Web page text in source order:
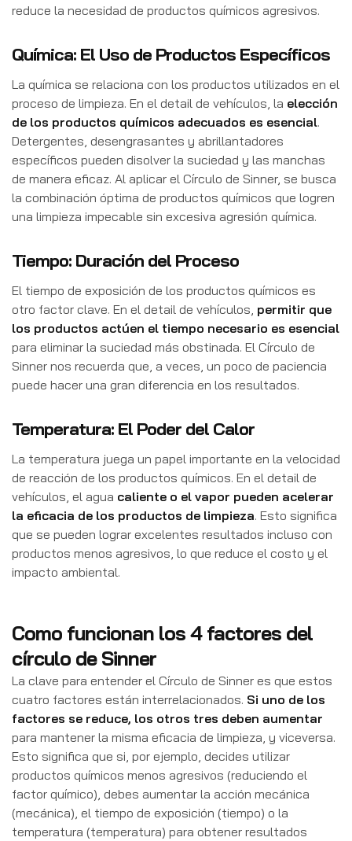
reduce la necesidad de productos químicos agresivos.
Química: El Uso de Productos Específicos
La química se relaciona con los productos utilizados en el
proceso de limpieza. En el detail de vehículos, la elección
de los productos químicos adecuados es esencial.
Detergentes, desengrasantes y abrillantadores
específicos pueden disolver la suciedad y las manchas
de manera eficaz. Al aplicar el Círculo de Sinner, se busca
la combinación óptima de productos químicos que logren
una limpieza impecable sin excesiva agresión química.
Tiempo: Duración del Proceso
El tiempo de exposición de los productos químicos es
otro factor clave. En el detail de vehículos, permitir que
los productos actúen el tiempo necesario es esencial
para eliminar la suciedad más obstinada. El Círculo de
Sinner nos recuerda que, a veces, un poco de paciencia
puede hacer una gran diferencia en los resultados.
Temperatura: El Poder del Calor
La temperatura juega un papel importante en la velocidad
de reacción de los productos químicos. En el detail de
vehículos, el agua caliente o el vapor pueden acelerar
la eficacia de los productos de limpieza. Esto significa
que se pueden lograr excelentes resultados incluso con
productos menos agresivos, lo que reduce el costo y el
impacto ambiental.
Como funcionan los 4 factores del
círculo de Sinner
La clave para entender el Círculo de Sinner es que estos
cuatro factores están interrelacionados. Si uno de los
factores se reduce, los otros tres deben aumentar
para mantener la misma eficacia de limpieza, y viceversa.
Esto significa que si, por ejemplo, decides utilizar
productos químicos menos agresivos (reduciendo el
factor químico), debes aumentar la acción mecánica
(mecánica), el tiempo de exposición (tiempo) o la
temperatura (temperatura) para obtener resultados